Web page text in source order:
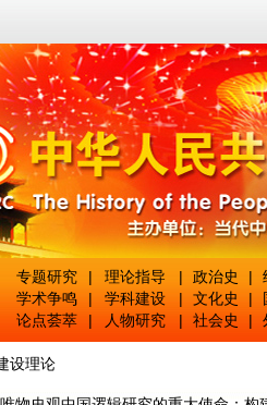
专题研究 | 理论指导 | 政治史 |
学术争鸣
| 学科建设 | 文化史 |
论点荟萃
| 人物研究 | 社会史 |
设理论